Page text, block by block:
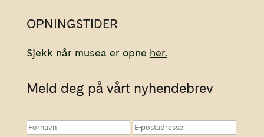
OPNINGSTIDER
Sjekk når musea er opne her.
Meld deg på vårt nyhendebrev